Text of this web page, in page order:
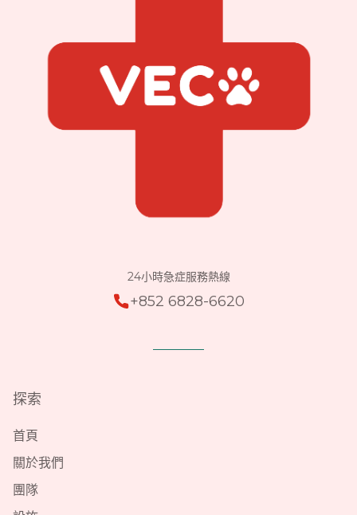
24小時急症服務熱線
+852 6828-6620
探索
首頁
關於我們
團隊